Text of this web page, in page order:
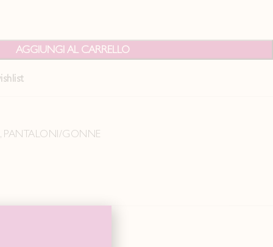
AGGIUNGI AL CARRELLO
, PANTALONI/GONNE